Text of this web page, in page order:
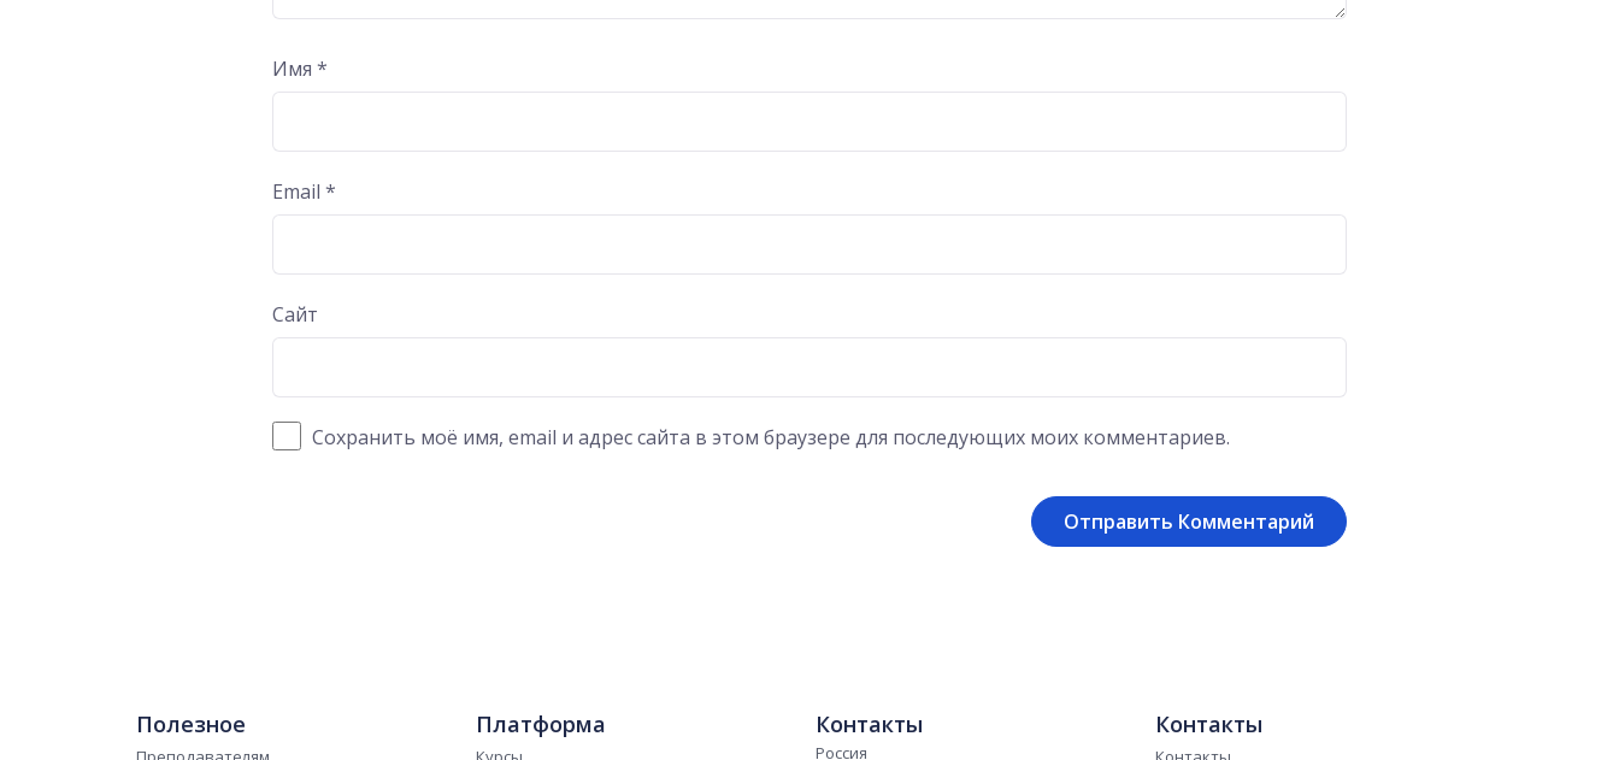
Имя*
Email*
Сайт
Сохранить моё имя, email и адрес сайта в этом браузере для последующих моих комментариев.
Полезное Платформа Контакты
Россия
Контакты